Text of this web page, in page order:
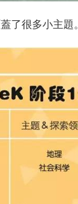
了很多小主題。